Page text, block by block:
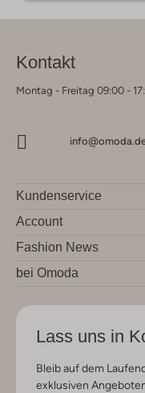
Kontakt
Montag - Freitag 09:00 -
Kundenservice
Account
Fashion News
bei Omoda
Lass uns in
Bleib auf dem
exklusiven